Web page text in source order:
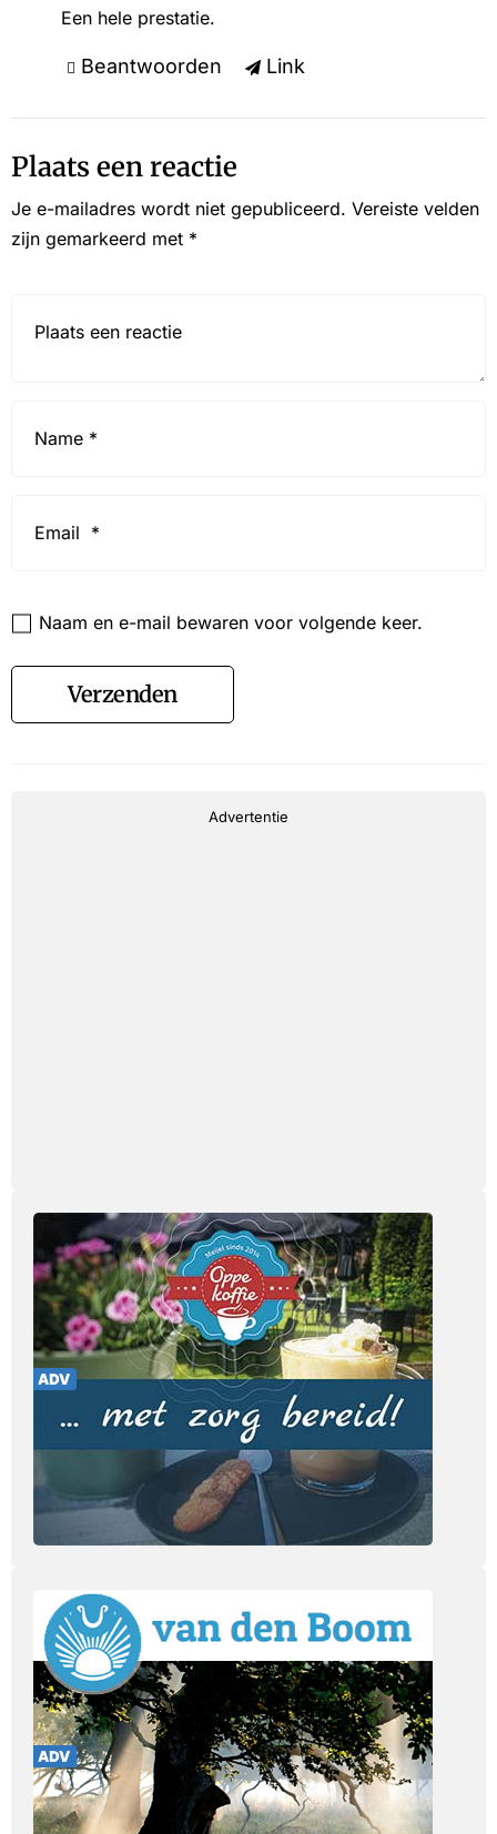
Een hele prestatie.
Beantwoorden Link
Plaats een reactie
Je e-mailadres wordt niet gepubliceerd. Vereiste velden
zijn gemarkeerd met *
Naam en e-mail bewaren voor volgende keer.
Verzenden
Advertentie